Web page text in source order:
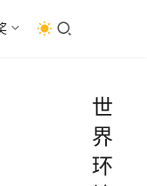
世
界
环